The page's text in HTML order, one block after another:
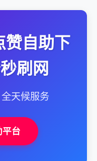
赞自助下
刷网
全天候服务
平台